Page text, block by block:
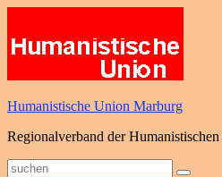
springen
Humanistische Union Marburg
Regionalverband der
Suche